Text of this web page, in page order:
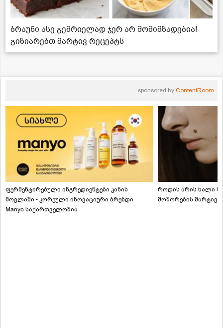
ბრაუნი ასე გემრიელად ჯერ არ მომიმზადებია!
გიზიარებთ მარტივ რეცეპტს
sponsored by ContentRoom
ფერმენტირებული ინგრედიენტები კანის
მოვლაში - კორეული ინოვაციური ბრენდი
Manyo საქართველოშია
როდის არის ხალი
მოშორების